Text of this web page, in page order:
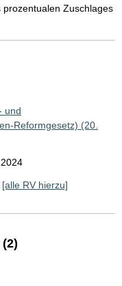
Zuschlages
und
Reformgesetz) (20.
[alle RV hierzu]